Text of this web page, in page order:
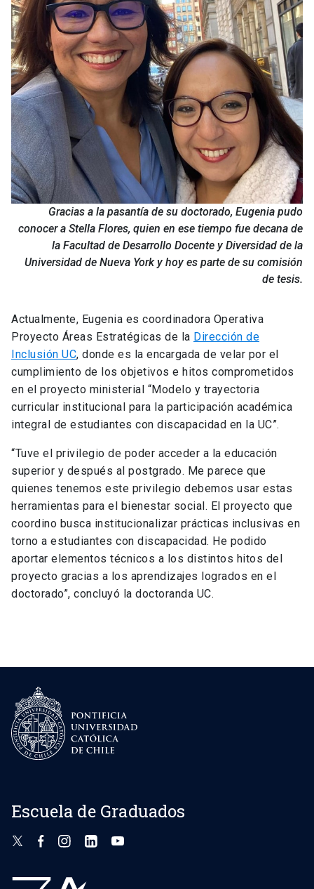
Gracias a la pasantía de su doctorado, Eugenia pudo
conocer a Stella Flores, quien en ese tiempo fue decana de
la Facultad de Desarrollo Docente y Diversidad de la
Universidad de Nueva York y hoy es parte de su comisión
de tesis.
Actualmente, Eugenia es coordinadora Operativa
Proyecto Áreas Estratégicas de la Dirección de
Inclusión UC, donde es la encargada de velar por el
cumplimiento de los objetivos e hitos comprometidos
en el proyecto ministerial “Modelo y trayectoria
curricular institucional para la participación académica
integral de estudiantes con discapacidad en la UC”.
“Tuve el privilegio de poder acceder a la educación
superior y después al postgrado. Me parece que
quienes tenemos este privilegio debemos usar estas
herramientas para el bienestar social. El proyecto que
coordino busca institucionalizar prácticas inclusivas en
torno a estudiantes con discapacidad. He podido
aportar elementos técnicos a los distintos hitos del
proyecto gracias a los aprendizajes logrados en el
doctorado”, concluyó la doctoranda UC.
Escuela de Graduados